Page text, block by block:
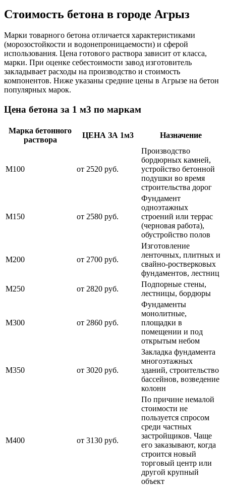
Стоимость бетона в городе Агрыз
Марки товарного бетона отличается характеристиками
(морозостойкости и водонепроницаемости) и сферой
использования. Цена готового раствора зависит от класса,
марки. При оценке себестоимости завод изготовитель
закладывает расходы на производство и стоимость
компонентов. Ниже указаны средние цены в Агрызе на бетон
популярных марок.
Цена бетона за 1 м3 по маркам
Марка бетонного
раствора
ЦЕНА ЗА 1м3 Назначение
М100 от 2520 руб.
Производство
бордюрных камней,
устройство бетонной
подушки во время
строительства дорог
М150 от 2580 руб.
Фундамент
одноэтажных
строений или террас
(черновая работа),
обустройство полов
М200 от 2700 руб.
Изготовление
ленточных, плитных и
свайно-ростверковых
фундаментов, лестниц
М250
от 2820 руб.
Подпорные стены,
лестницы, бордюры
М300 от 2860 руб.
Фундаменты
монолитные,
площадки в
помещении и под
открытым небом
М350 от 3020 руб.
Закладка фундамента
многоэтажных
зданий, строительство
бассейнов, возведение
колонн
М400 от 3130 руб.
По причине немалой
стоимости не
пользуется спросом
среди частных
застройщиков. Чаще
его заказывают, когда
строится новый
торговый центр или
другой крупный
объект